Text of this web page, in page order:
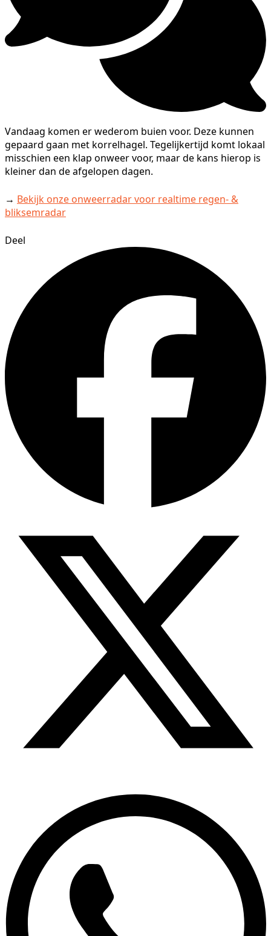
Vandaag komen er wederom buien voor. Deze kunnen
gepaard gaan met korrelhagel. Tegelijkertijd komt lokaal
misschien een klap onweer voor, maar de kans hierop is
kleiner dan de afgelopen dagen.
→ Bekijk onze onweerradar voor realtime regen- &
bliksemradar
Deel